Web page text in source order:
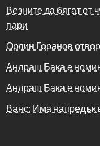
Везните да бягат от
пари
Орлин Горанов
Андраш Бака е
Андраш Бака е
Ванс: Има напредък